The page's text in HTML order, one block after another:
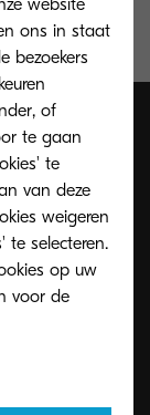
staan,
ons in staat
bezoekers
of
te gaan
te
van deze
weigeren
te selecteren.
op uw
voor de